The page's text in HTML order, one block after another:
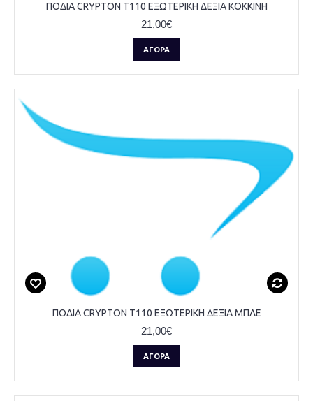
ΠΟΔΙΑ CRYPTON T110 ΕΞΩΤΕΡΙΚΗ ΔΕΞΙΑ KOKKINH
21,00€
ΑΓΟΡΆ
ΠΟΔΙΑ CRYPTON T110 ΕΞΩΤΕΡΙΚΗ ΔΕΞΙΑ ΜΠΛΕ
21,00€
ΑΓΟΡΆ